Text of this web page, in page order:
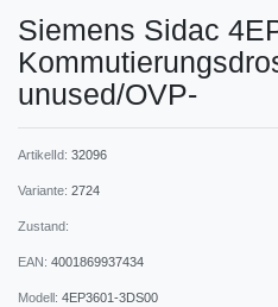
Siemens Sidac
unused/OVP-
ArtikelId: 32096
Variante: 2724
Zustand:
EAN: 4001869937434
Modell: 4EP3601-3DS00